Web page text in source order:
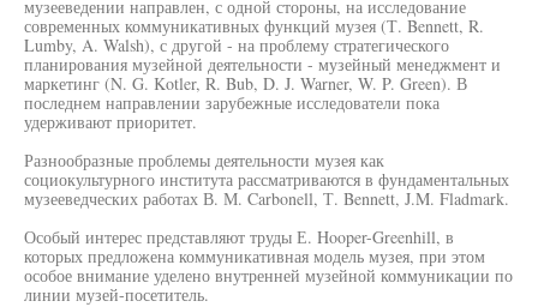
музееведении направлен, с одной стороны, на исследование
современных коммуникативных функций музея (Т. Bennett, R.
Lumby, A. Walsh), с другой - на проблему стратегического
планирования музейной деятельности - музейный менеджмент и
маркетинг (N. G. Kotler, R. Bub, D. J. Warner, W. P. Green). В
последнем направлении зарубежные исследователи пока
удерживают приоритет.
Разнообразные проблемы деятельности музея как
социокультурного института рассматриваются в фундаментальных
музееведческих работах В. М. Carbonell, Т. Bennett, J.M. Fladmark.
Особый интерес представляют труды Е. Hooper-Greenhill, в
которых предложена коммуникативная модель музея, при этом
особое внимание уделено внутренней музейной коммуникации по
линии музей-посетитель.